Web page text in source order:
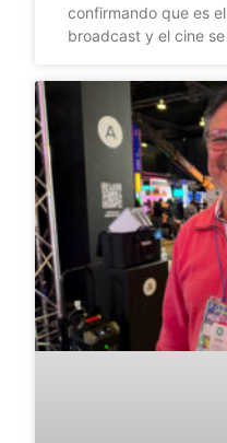
confirmando que es
broadcast y el cine